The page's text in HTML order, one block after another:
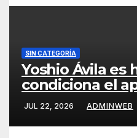
SIN CATEGORÍA
Yoshio Ávila es
condiciona el
política por una
JUL 22, 2026 ADMINWEB